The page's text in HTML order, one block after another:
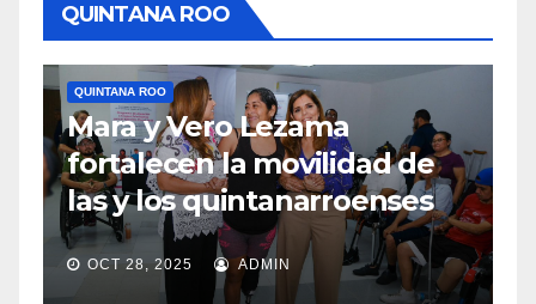
QUINTANA ROO
QUINTANA ROO
Mara y Vero Lezama
fortalecen la movilidad de
las y los quintanarroenses
OCT 28, 2025 ADMIN